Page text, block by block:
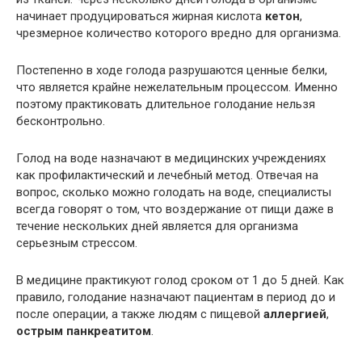
начинает продуцироваться жирная кислота кетон,
чрезмерное количество которого вредно для организма.
Постепенно в ходе голода разрушаются ценные белки,
что является крайне нежелательным процессом. Именно
поэтому практиковать длительное голодание нельзя
бесконтрольно.
Голод на воде назначают в медицинских учреждениях
как профилактический и лечебный метод. Отвечая на
вопрос, сколько можно голодать на воде, специалисты
всегда говорят о том, что воздержание от пищи даже в
течение нескольких дней является для организма
серьезным стрессом.
В медицине практикуют голод сроком от 1 до 5 дней. Как
правило, голодание назначают пациентам в период до и
после операции, а также людям с пищевой аллергией,
острым панкреатитом.